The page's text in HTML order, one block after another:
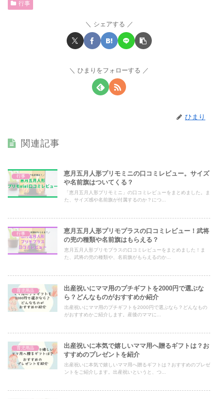
行事
シェアする
ひまりをフォローする
ひまり
関連記事
行事
恵月五月人形プリモミニの口コミレビュー。サイズ
や名前旗はついてくる？
「恵月五月人形プリモミニ」の口コミレビューをまとめました。ま
た、サイズ感や名前旗が付属するのか？につ...
行事
恵月五月人形プリモプラスの口コミレビュー！武将
の兜の種類や名前旗はもらえる？
恵月五月人形プリモプラスの口コミレビューをまとめました！ま
た、武将の兜の種類や、名前旗がもらえるのか...
育児用品
出産祝いにママ用のプチギフトを2000円で選ぶな
ら？どんなものがおすすめか紹介
出産祝いにママ用のプチギフトを2000円で選ぶなら？どんなもの
がおすすめかご紹介します。産後のママに...
育児用品
出産祝いに本気で嬉しいママ用へ贈るギフトは？お
すすめのプレゼントを紹介
出産祝いに本気で嬉しいママ用へ贈るギフトは？おすすめのプレゼ
ントをご紹介します。出産祝いというと、つ...